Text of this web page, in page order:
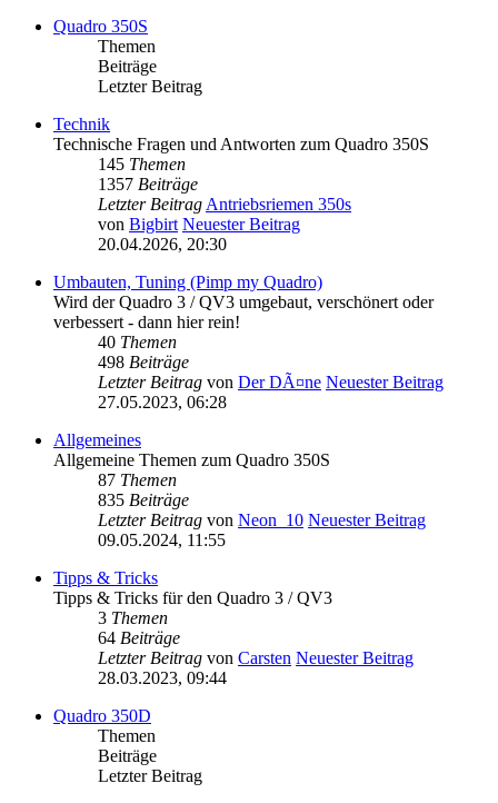
Quadro 350S
Themen
Beiträge
Letzter Beitrag
Technik
Technische Fragen und Antworten zum Quadro 350S
145 Themen
1357 Beiträge
Letzter Beitrag Antriebsriemen 350s
von Bigbirt Neuester Beitrag
20.04.2026, 20:30
Umbauten, Tuning (Pimp my Quadro)
Wird der Quadro 3 / QV3 umgebaut, verschönert oder
verbessert - dann hier rein!
40 Themen
498 Beiträge
Letzter Beitrag von Der DÃ¤ne Neuester Beitrag
27.05.2023, 06:28
Allgemeines
Allgemeine Themen zum Quadro 350S
87 Themen
835 Beiträge
Letzter Beitrag von Neon_10 Neuester Beitrag
09.05.2024, 11:55
Tipps & Tricks
Tipps & Tricks für den Quadro 3 / QV3
3 Themen
64 Beiträge
Letzter Beitrag von Carsten Neuester Beitrag
28.03.2023, 09:44
Quadro 350D
Themen
Beiträge
Letzter Beitrag